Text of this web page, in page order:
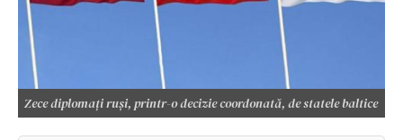
Zece diplomați ruși, printr-o decizie coordonată, de statele baltice